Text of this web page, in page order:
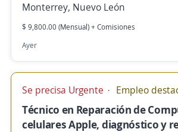
Monterrey, Nuevo León
$ 9,800.00 (Mensual) + Comisiones
Ayer
Se precisa Urgente Empleo
Técnico en Reparación de
celulares Apple, diagnóstico y